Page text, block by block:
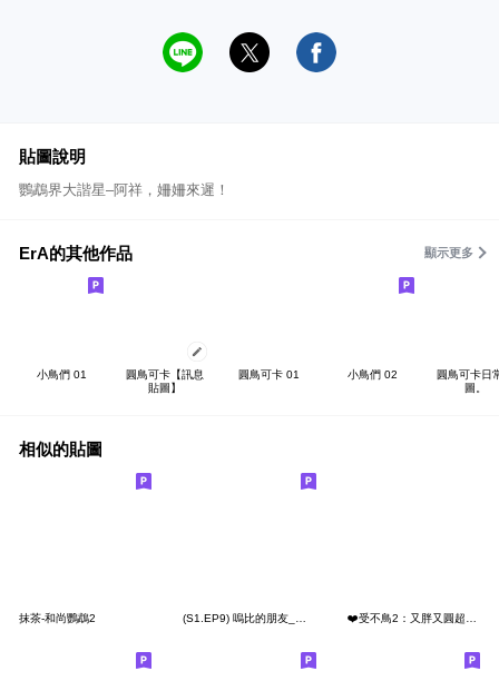
貼圖說明
鸚鵡界大諧星–阿祥，姍姍來遲！
ErA的其他作品 顯示更多
小鳥們 01
圓鳥可卡【訊息
貼圖】
圓鳥可卡 01 小鳥們 02
圓鳥可卡日
圖。
相似的貼圖
抹茶-和尚鸚鵡2 (S1.EP9) 嗚比的朋友_雪花寵愛的綠豆 ❤️受不鳥2：又胖又圓超可愛❤️